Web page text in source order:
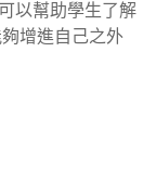
以幫助學生了解
增進自己之外